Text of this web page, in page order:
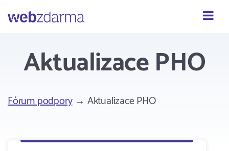
Webzdarma
Aktualizace PHO
Fórum podpory→ Aktualizace PHO